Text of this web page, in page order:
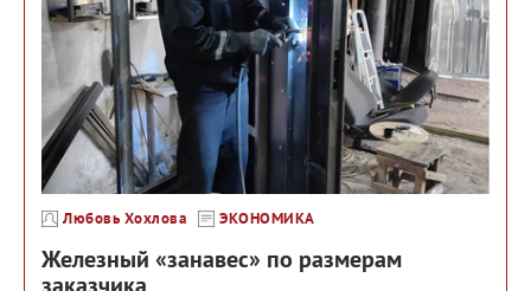
Любовь Хохлова ЭКОНОМИКА
Железный «занавес» по размерам
заказчика